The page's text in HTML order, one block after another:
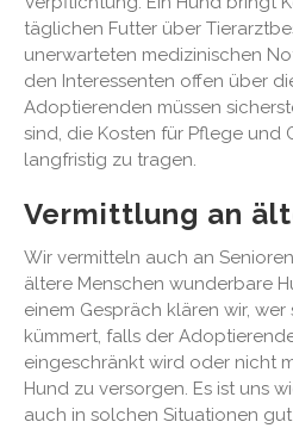
täglichen Futter über
unerwarteten medizinischen
den Interessenten offen über
Adoptierenden müssen
sind, die Kosten für Pflege und
langfristig zu tragen.
Vermittlung an
Wir vermitteln auch an
ältere Menschen wunderbare
einem Gespräch klären wir,
kümmert, falls der
eingeschränkt wird oder nicht
Hund zu versorgen. Es ist uns
auch in solchen Situationen